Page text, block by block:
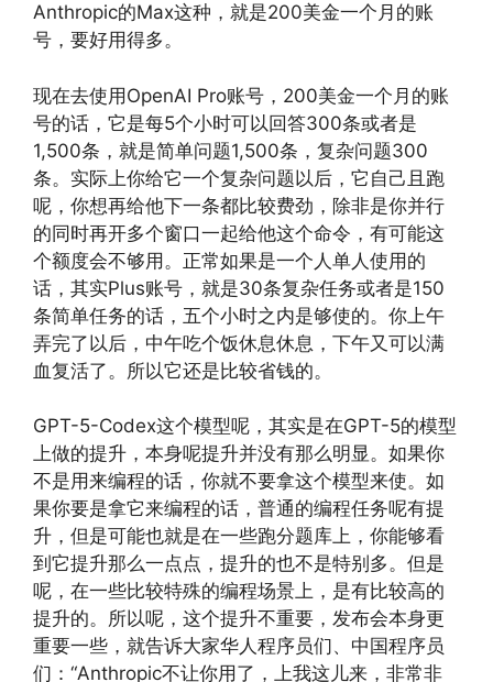
Anthropic的Max这种，就是200美金一个月的账
号，要好用得多。
现在去使用OpenAI Pro账号，200美金一个月的账
号的话，它是每5个小时可以回答300条或者是
1,500条，就是简单问题1,500条，复杂问题300
条。实际上你给它一个复杂问题以后，它自己且跑
呢，你想再给他下一条都比较费劲，除非是你并行
的同时再开多个窗口一起给他这个命令，有可能这
个额度会不够用。正常如果是一个人单人使用的
话，其实Plus账号，就是30条复杂任务或者是150
条简单任务的话，五个小时之内是够使的。你上午
弄完了以后，中午吃个饭休息休息，下午又可以满
血复活了。所以它还是比较省钱的。
GPT-5-Codex这个模型呢，其实是在GPT-5的模型
上做的提升，本身呢提升并没有那么明显。如果你
不是用来编程的话，你就不要拿这个模型来使。如
果你要是拿它来编程的话，普通的编程任务呢有提
升，但是可能也就是在一些跑分题库上，你能够看
到它提升那么一点点，提升的也不是特别多。但是
呢，在一些比较特殊的编程场景上，是有比较高的
提升的。所以呢，这个提升不重要，发布会本身更
重要一些，就告诉大家华人程序员们、中国程序员
们：“Anthropic不让你用了，上我这儿来，非常非